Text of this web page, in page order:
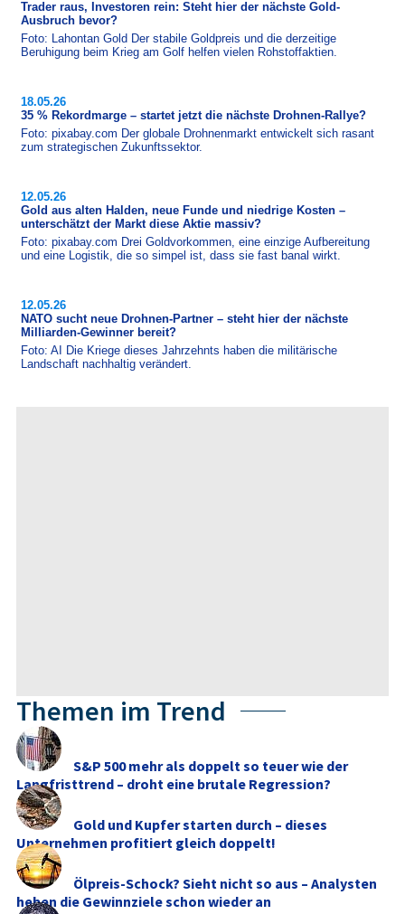
Trader raus, Investoren rein: Steht hier der nächste Gold-
Ausbruch bevor?
Foto: Lahontan Gold Der stabile Goldpreis und die derzeitige
Beruhigung beim Krieg am Golf helfen vielen Rohstoffaktien.
18.05.26
35 % Rekordmarge – startet jetzt die nächste Drohnen-Rallye?
Foto: pixabay.com Der globale Drohnenmarkt entwickelt sich rasant
zum strategischen Zukunftssektor.
12.05.26
Gold aus alten Halden, neue Funde und niedrige Kosten –
unterschätzt der Markt diese Aktie massiv?
Foto: pixabay.com Drei Goldvorkommen, eine einzige Aufbereitung
und eine Logistik, die so simpel ist, dass sie fast banal wirkt.
12.05.26
NATO sucht neue Drohnen-Partner – steht hier der nächste
Milliarden-Gewinner bereit?
Foto: AI Die Kriege dieses Jahrzehnts haben die militärische
Landschaft nachhaltig verändert.
Themen im Trend
S&P 500 mehr als doppelt so teuer wie der
Langfristtrend – droht eine brutale Regression?
Gold und Kupfer starten durch – dieses
Unternehmen profitiert gleich doppelt!
Ölpreis-Schock? Sieht nicht so aus – Analysten
heben die Gewinnziele schon wieder an